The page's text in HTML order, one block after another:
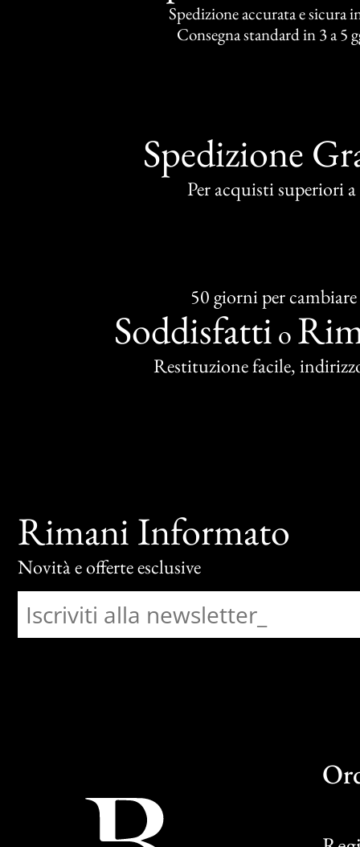
Spedizione accurata e sicura
Consegna standard in 3 a 5
Spedizione
Per acquisti superiori
50 giorni per cambiare
Soddisfatti o
Restituzione facile,
Rimani Informato
Novità e offerte esclusive